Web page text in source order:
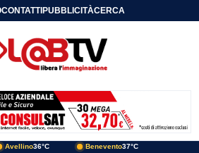
CONTATTIPUBBLICITÀCERCA
Avellino36°C Benevento37°C